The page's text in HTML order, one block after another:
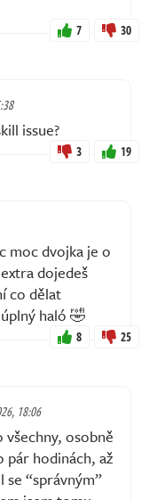
7 30
issue?
3 19
moc dvojka je o
dojedeš
co dělat
haló 🤣
8 25
18:06
osobně
pár hodinách, až
“správným”